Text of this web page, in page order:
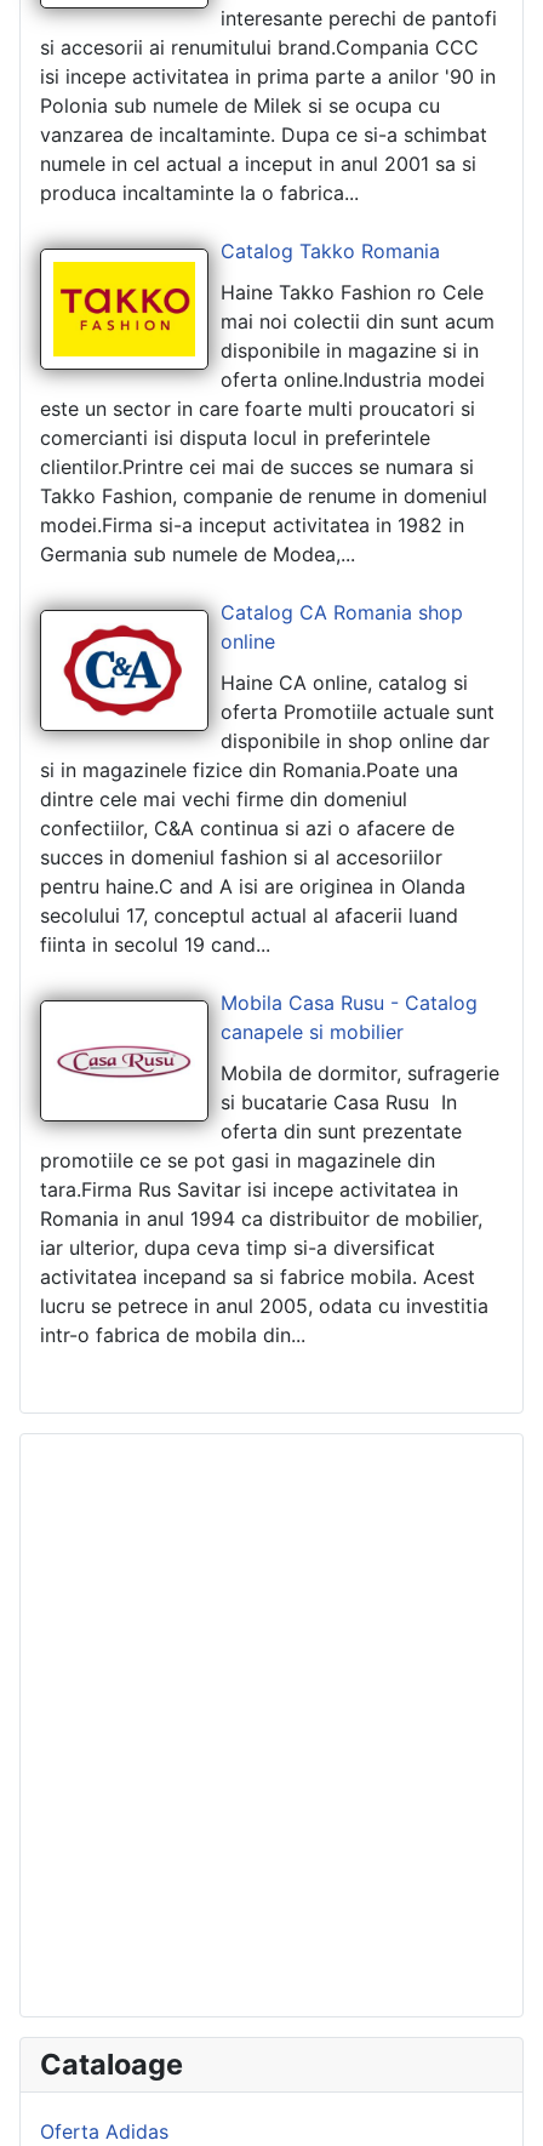
interesante perechi de pantofi
si accesorii ai renumitului brand.Compania CCC
isi incepe activitatea in prima parte a anilor '90 in
Polonia sub numele de Milek si se ocupa cu
vanzarea de incaltaminte. Dupa ce si-a schimbat
numele in cel actual a inceput in anul 2001 sa si
produca incaltaminte la o fabrica...
Catalog Takko Romania
Haine Takko Fashion ro Cele
mai noi colectii din sunt acum
disponibile in magazine si in
oferta online.Industria modei
este un sector in care foarte multi proucatori si
comercianti isi disputa locul in preferintele
clientilor.Printre cei mai de succes se numara si
Takko Fashion, companie de renume in domeniul
modei.Firma si-a inceput activitatea in 1982 in
Germania sub numele de Modea,...
Catalog CA Romania shop
online
Haine CA online, catalog si
oferta Promotiile actuale sunt
disponibile in shop online dar
si in magazinele fizice din Romania.Poate una
dintre cele mai vechi firme din domeniul
confectiilor, C&A continua si azi o afacere de
succes in domeniul fashion si al accesoriilor
pentru haine.C and A isi are originea in Olanda
secolului 17, conceptul actual al afacerii luand
fiinta in secolul 19 cand...
Mobila Casa Rusu - Catalog
canapele si mobilier
Mobila de dormitor, sufragerie
si bucatarie Casa Rusu In
oferta din sunt prezentate
promotiile ce se pot gasi in magazinele din
tara.Firma Rus Savitar isi incepe activitatea in
Romania in anul 1994 ca distribuitor de mobilier,
iar ulterior, dupa ceva timp si-a diversificat
activitatea incepand sa si fabrice mobila. Acest
lucru se petrece in anul 2005, odata cu investitia
intr-o fabrica de mobila din...
Cataloage
Oferta Adidas